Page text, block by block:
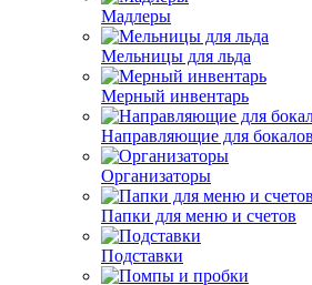
Мадлеры
Мельницы для льда
Мерный инвентарь
Направляющие для бокалов
Организаторы
Папки для меню и счетов
Подставки